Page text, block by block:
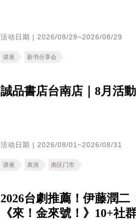
活动日期 | 2026/08/29~2026/08/29
讲座 新书分享会
誠品書店台南店｜8月活
活动日期 | 2026/08/01~2026/08/31
讲座 表演 南区门市
2026台劇推薦！伊藤潤
《來！金來號！》10+社